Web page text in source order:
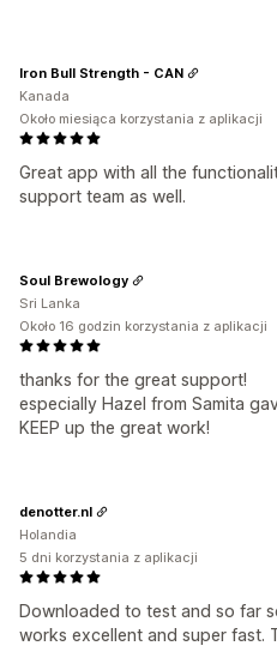
Great app with all the
support team as well.
Iron Bull Strength - CAN
Kanada
Około miesiąca korzystania z aplikacji
thanks for the great support!
especially Hazel from Samita
KEEP up the great work!
Soul Brewology
Sri Lanka
Około 16 godzin korzystania z aplikacji
Downloaded to test and so far
works excellent and super fast.
denotter.nl
Holandia
5 dni korzystania z aplikacji